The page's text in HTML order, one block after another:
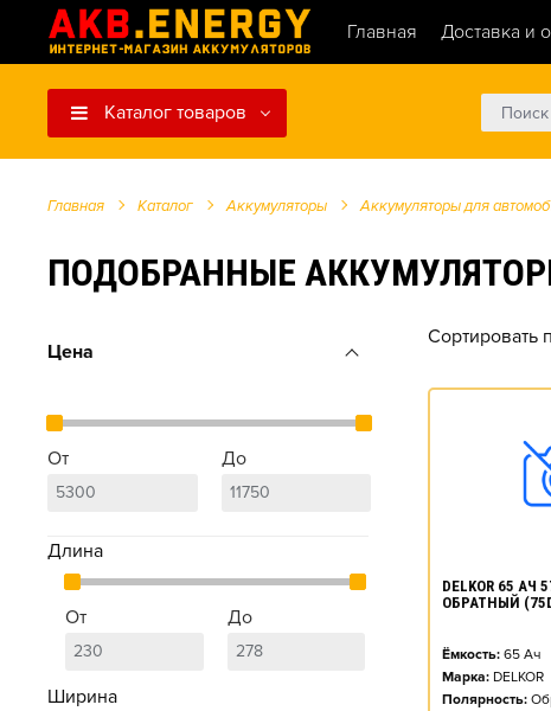
Главная Доставка и
Каталог товаров
Главная Каталог Аккумуляторы Аккумуляторы для
ПОДОБРАННЫЕ АККУМУЛЯТОРЫ
Цена
От До
Длина
От До
Ширина
Сортировать
DELKOR 65 АЧ
ОБРАТНЫЙ
Ёмкость: 65 Ач
Марка: DELKOR
Полярность: